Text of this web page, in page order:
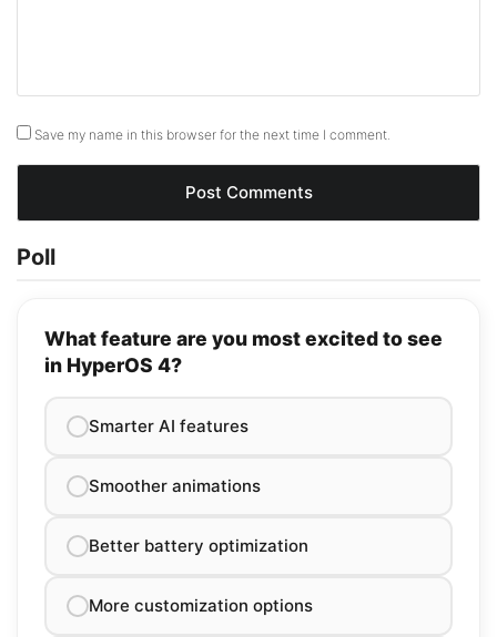
Save my name in this browser for the next time I comment.
Poll
What feature are you most excited to see
in HyperOS 4?
Smarter AI features
Smoother animations
Better battery optimization
More customization options